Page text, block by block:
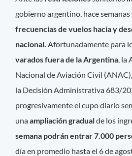
gobierno argentino, hace semanas
frecuencias de vuelos hacia y
nacional. Afortunadamente para
varados fuera de la Argentina ,
Nacional de Aviación Civil
la Decisión Administrativa 683/
progresivamente el cupo diario
unaampliación gradualde los
semana podrán entrar 7.000
día en promedio hasta el 6 de